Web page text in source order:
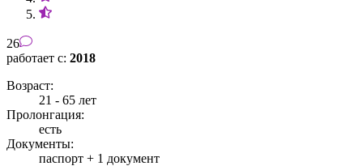
26
работает с: 2018
Возраст:
21 - 65 лет
Пролонгация:
есть
Документы:
паспорт + 1 документ